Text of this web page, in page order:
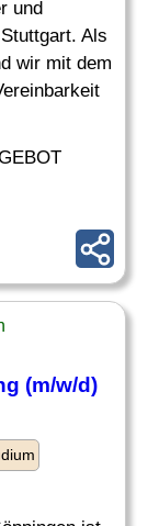
und
Als
wir mit dem
(m/w/d)